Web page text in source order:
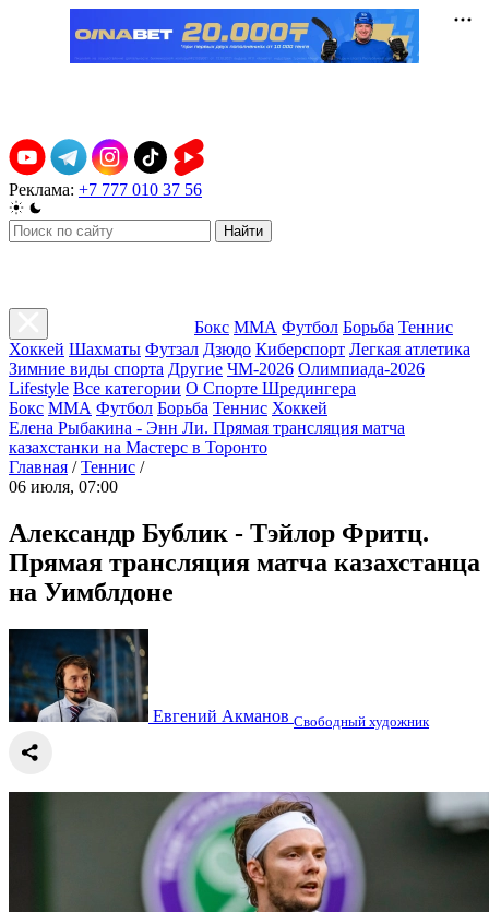
Реклама: +7 777 010 37 56
Найти
Бокс ММА Футбол Борьба Теннис
Хоккей Шахматы Футзал Дзюдо Киберспорт Легкая атлетика
Зимние виды спорта Другие ЧМ-2026 Олимпиада-2026
Lifestyle Все категории О Спорте Шредингера
Бокс ММА Футбол Борьба Теннис Хоккей
Елена Рыбакина - Энн Ли. Прямая трансляция матча
казахстанки на Мастерс в Торонто
Главная / Теннис /
06 июля, 07:00
Александр Бублик - Тэйлор Фритц.
Прямая трансляция матча казахстанца
на Уимблдоне
Евгений Акманов Свободный художник